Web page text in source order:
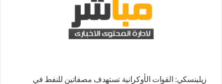
زيلينسكي: القوات الأوكرانية تستهدف مصفاتين للنفط في